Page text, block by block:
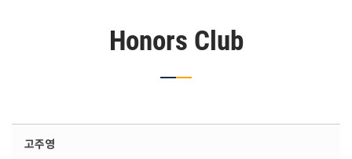
Honors Club
고주영
Sketchbook5, 스케치북5
Sketchbook5, 스케치북5
Sketchbook5, 스케치북5
Sketchbook5, 스케치북5